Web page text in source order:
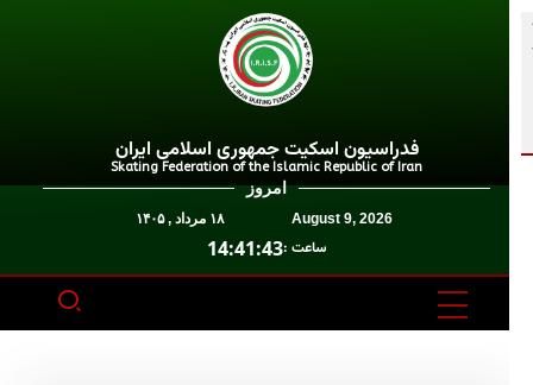
فدراسیون اسکیت جمهوری اسلامی ایران
Skating Federation of the Islamic Republic of Iran
امروز
August 9, 2026
ساعت :14:41:43